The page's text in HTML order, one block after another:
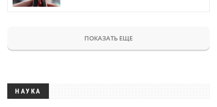
ПОКАЗАТЬ ЕЩЕ
НАУКА